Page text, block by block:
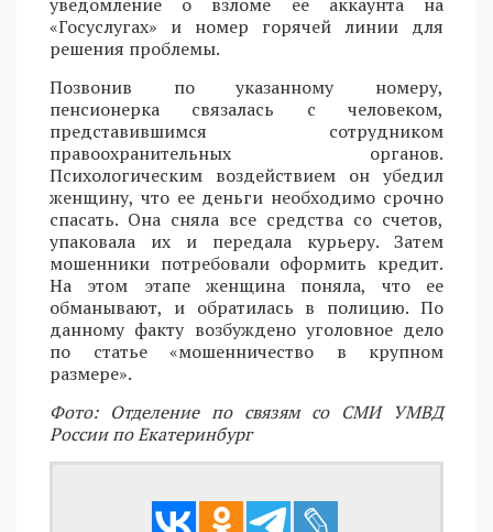
«Госуслугах» и номер горячей линии для
решения проблемы.
Позвонив по указанному номеру,
пенсионерка связалась с человеком,
представившимся сотрудником
правоохранительных органов.
Психологическим воздействием он убедил
женщину, что ее деньги необходимо срочно
спасать. Она сняла все средства со счетов,
упаковала их и передала курьеру. Затем
мошенники потребовали оформить кредит.
На этом этапе женщина поняла, что ее
обманывают, и обратилась в полицию. По
данному факту возбуждено уголовное дело
по статье «мошенничество в крупном
размере».
Фото: Отделение по связям со СМИ УМВД
России по Екатеринбург